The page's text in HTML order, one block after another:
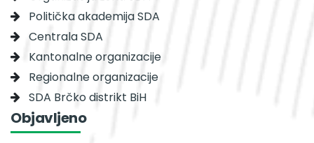
Politička akademija SDA
Centrala SDA
Kantonalne organizacije
Regionalne organizacije
SDA Brčko distrikt BiH
Objavljeno